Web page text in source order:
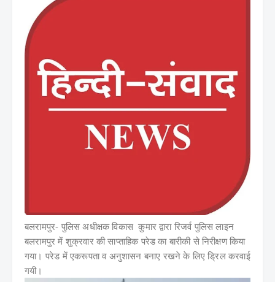
बलरामपुर- पुलिस अधीक्षक विकास कुमार द्वारा रिजर्व पुलिस लाइन
बलरामपुर में शुक्रवार की साप्ताहिक परेड का बारीकी से निरीक्षण किया
गया। परेड में एकरूपता व अनुशासन बनाए रखने के लिए ड्रिल करवाई
गयी।